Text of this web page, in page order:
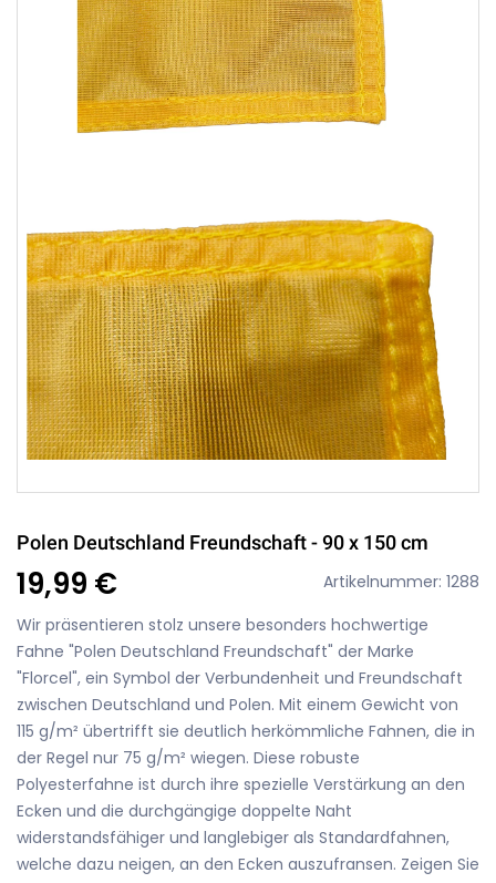
Polen Deutschland Freundschaft - 90 x 150 cm
19,99 €
Artikelnummer: 1288
Wir präsentieren stolz unsere besonders hochwertige
Fahne "Polen Deutschland Freundschaft" der Marke
"Florcel", ein Symbol der Verbundenheit und Freundschaft
zwischen Deutschland und Polen. Mit einem Gewicht von
115 g/m² übertrifft sie deutlich herkömmliche Fahnen, die in
der Regel nur 75 g/m² wiegen. Diese robuste
Polyesterfahne ist durch ihre spezielle Verstärkung an den
Ecken und die durchgängige doppelte Naht
widerstandsfähiger und langlebiger als Standardfahnen,
welche dazu neigen, an den Ecken auszufransen. Zeigen Sie